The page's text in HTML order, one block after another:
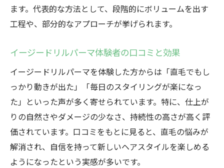
ます。代表的な方法として、段階的にボリュームを出す
工程や、部分的なアプローチが挙げられます。
イージードリルパーマ体験者の口コミと効果
イージードリルパーマを体験した方からは「直毛でもし
っかり動きが出た」「毎日のスタイリングが楽になっ
た」といった声が多く寄せられています。特に、仕上が
りの自然さやダメージの少なさ、持続性の高さが高く評
価されています。口コミをもとに見ると、直毛の悩みが
解消され、自信を持って新しいヘアスタイルを楽しめる
ようになったという実感が多いです。